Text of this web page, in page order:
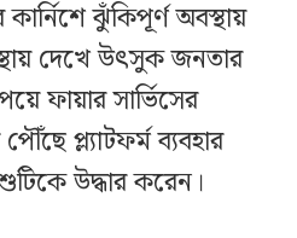
ঝুঁকিপূর্ণ অবস্থায়
দেখে উৎসুক জনতার
ফায়ার সার্ভিসের
প্ল্যাটফর্ম ব্যবহার
উদ্ধার করেন।